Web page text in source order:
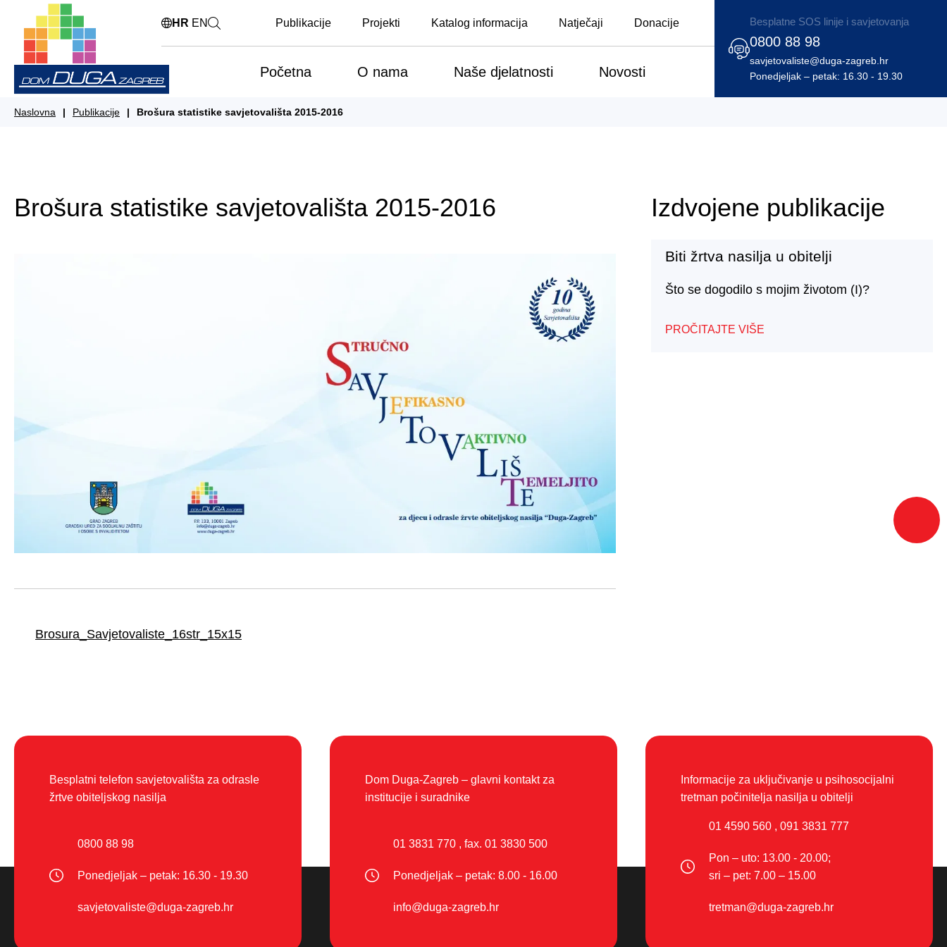
HR EN Publikacije Projekti Katalog informacija Natječaji Donacije
Početna O nama Naše djelatnosti Novosti
Besplatne SOS linije i savjetovanja
0800 88 98
savjetovaliste@duga-zagreb.hr
Ponedjeljak – petak: 16.30 - 19.30
Naslovna Publikacije Brošura statistike savjetovališta 2015-2016
Brošura statistike savjetovališta 2015-2016
Brosura_Savjetovaliste_16str_15x15
Izdvojene publikacije
Biti žrtva nasilja u obitelji
Što se dogodilo s mojim životom (I)?
PROČITAJTE VIŠE
Besplatni telefon savjetovališta za odrasle
žrtve obiteljskog nasilja
0800 88 98
Ponedjeljak – petak: 16.30 - 19.30
savjetovaliste@duga-zagreb.hr
Dom Duga-Zagreb – glavni kontakt za
institucije i suradnike
01 3831 770, fax. 01 3830 500
Ponedjeljak – petak: 8.00 - 16.00
info@duga-zagreb.hr
Informacije za uključivanje u psihosocijalni
tretman počinitelja nasilja u obitelji
01 4590 560, 091 3831 777
Pon – uto: 13.00 - 20.00;
sri – pet: 7.00 – 15.00
tretman@duga-zagreb.hr